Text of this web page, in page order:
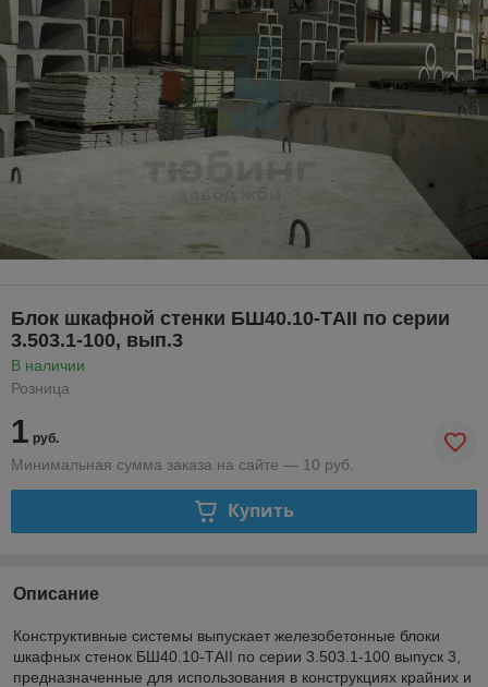
Блок шкафной стенки БШ40.10-ТAII по серии
3.503.1-100, вып.3
В наличии
Розница
1 руб.
Минимальная сумма заказа на сайте — 10 руб.
Купить
Описание
Конструктивные системы выпускает железобетонные блоки
шкафных стенок БШ40.10-ТAII по серии 3.503.1-100 выпуск 3,
предназначенные для использования в конструкциях крайних и